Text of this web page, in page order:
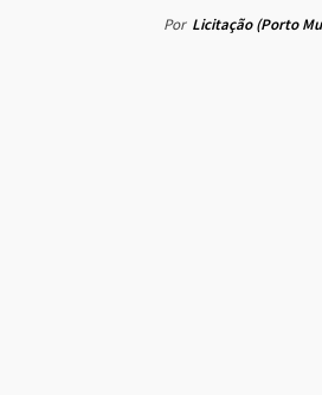
Por Licitação (Porto